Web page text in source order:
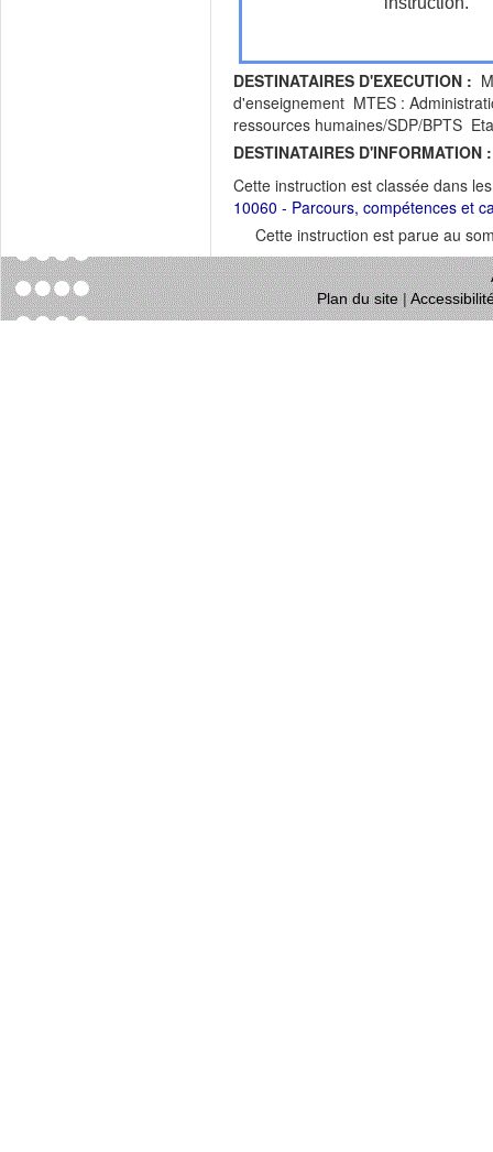
DESTINATAIRES D'EXECUTION :
d'enseignement MTES :
ressources humaines/SDP/BPTS
DESTINATAIRES D'INFORMATION :
Cette instruction est classée dans
10060 - Parcours, compétences et
Cette instruction est parue au
Plan du site|